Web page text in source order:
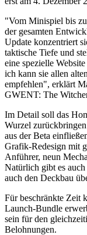
"Vom Minispiel bis
der gesamten
Update konzentriert
taktische Tiefe und
eine spezielle
ich kann sie allen
empfehlen", erklärt
GWENT: The
Im Detail soll das
Wurzel
aus der Beta
Grafik-Redesign mit
Anführer, neun
Natürlich gibt es
auch den Deckbau
Für beschränkte Zeit
Launch-Bundle
sein für den
Belohnungen.